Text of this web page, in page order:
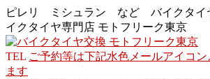
ピレリ ミシュラン など バイクタイ
イクタイヤ専門店 モトフリーク東京
TEL ご予約等は下記水色メールアイコ
ます